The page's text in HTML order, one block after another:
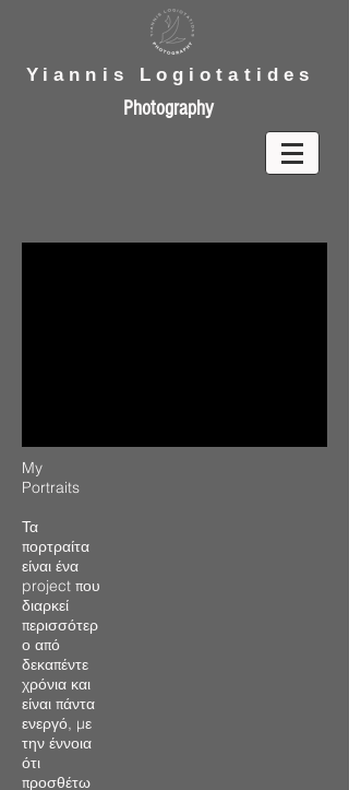
Yiannis Logiotatides
Photography
My
Portraits
Τα
πορτραίτα
είναι ένα
project που
διαρκεί
περισσότερ
ο από
δεκαπέντε
χρόνια και
είναι πάντα
ενεργό, με
την έννοια
ότι
προσθέτω